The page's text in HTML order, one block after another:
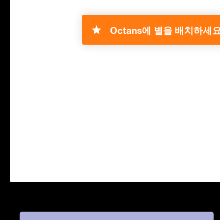
Octans에 별을 배치하세